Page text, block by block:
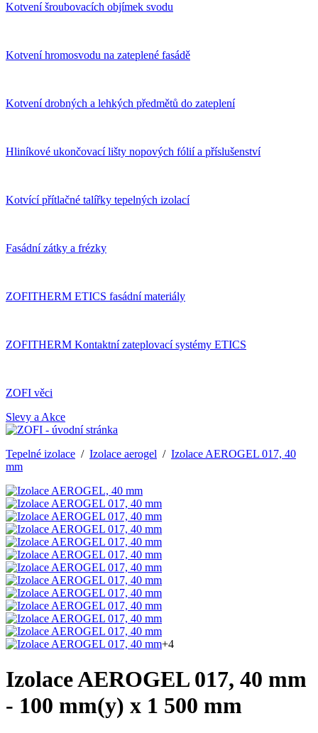
Kotvení šroubovacích objímek svodu
Kotvení hromosvodu na zateplené fasádě
Kotvení drobných a lehkých předmětů do zateplení
Hliníkové ukončovací lišty nopových fólií a příslušenství
Kotvící přítlačné talířky tepelných izolací
Fasádní zátky a frézky
ZOFITHERM ETICS fasádní materiály
ZOFITHERM Kontaktní zateplovací systémy ETICS
ZOFI věci
Slevy a Akce
Tepelné izolace / Izolace aerogel / Izolace AEROGEL 017, 40
mm
+4
Izolace AEROGEL 017, 40 mm
- 100 mm(y) x 1 500 mm